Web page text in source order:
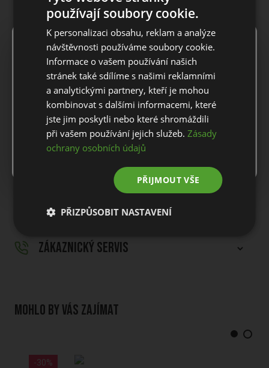
POPIS PRODUKTU
Pánská polokošile J.Lindeberg Golf Mat Tour.
Polokošile vyrobená z naší lehké, prodyšné tkaniny Light Vent a
vysoce výkonné síťoviny na zádech pro výjimečnou ventilaci a
prodyšnost. Klasický střih s žebrovaným límcem a klasickou
knoflíkovou lištou pro nadčasový styl. Může se pochlubit
strečem ve 4 směrech, který zajišťuje vynikající pohodlí.
Materiál: 92% Polyester, 8% Elastan/Spandex
DOPRAVA A VRÁCENÍ
ZÁKAZNICKÝ SERVIS
Mohlo by vás zajímat
-30%
Notice
For European orders outside Slovakia and Czech Republic,
please use our European website.
Stay on this website
Go to European website
používají soubory cookie.
K personalizaci obsahu, reklam a analýze
návštěvnosti používáme soubory cookie.
Informace o vašem používání našich
stránek také sdílíme s našimi reklamními
a analytickými partnery, kteří je mohou
kombinovat s dalšími informacemi, které
jste jim poskytli nebo které shromáždili
při vašem používání jejich služeb.Zásady
ochrany osobních údajů
PŘIJMOUT VŠE
PŘIZPŮSOBIT NASTAVENÍ